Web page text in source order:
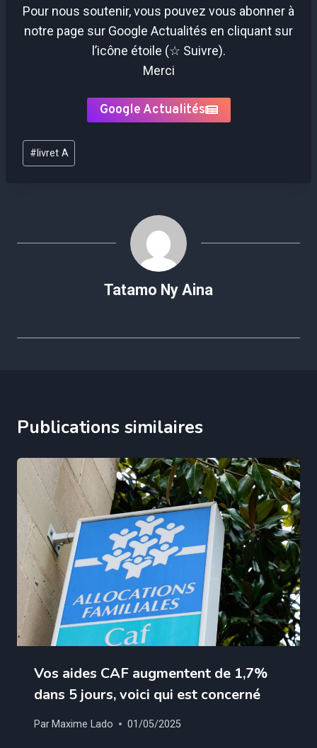
Pour nous soutenir, vous pouvez vous abonner à
notre page sur Google Actualités en cliquant sur
l’icône étoile (☆ Suivre).
Merci
Google Actualités
Étiquettes
de
# livret A
Tatamo Ny Aina
Publications similaires
Vos aides CAF augmentent de 1,7%
dans 5 jours, voici qui est concerné
Par Maxime Lado 01/05/2025